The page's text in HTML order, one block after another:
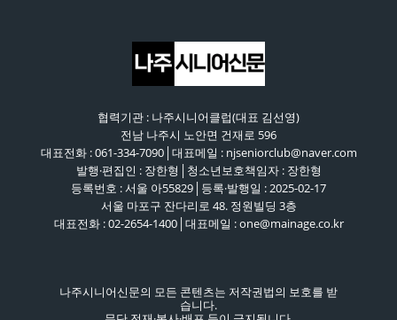
협력기관 : 나주시니어클럽(대표 김선영)
전남 나주시 노안면 건재로 596
대표전화 : 061-334-7090│대표메일 : njseniorclub@naver.com
발행·편집인 : 장한형│청소년보호책임자 : 장한형
등록번호 : 서울 아55829│등록·발행일 : 2025-02-17
서울 마포구 잔다리로 48. 정원빌딩 3층
대표전화 : 02-2654-1400│대표메일 : one@mainage.co.kr
나주시니어신문의 모든 콘텐츠는 저작권법의 보호를 받
습니다.